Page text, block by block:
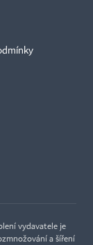
vydavatele je
a šíření